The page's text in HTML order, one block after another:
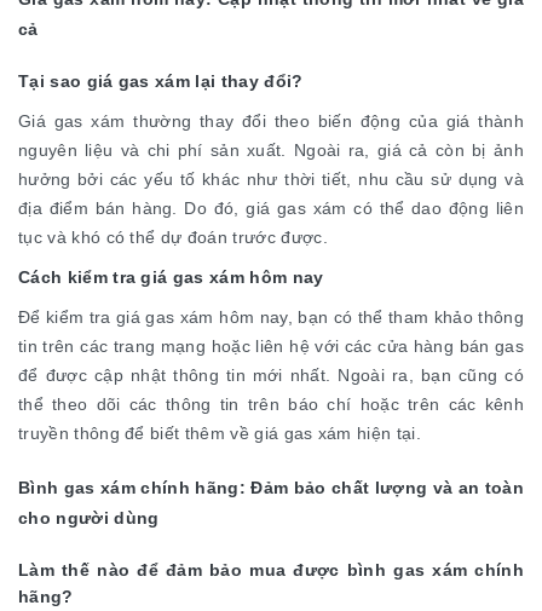
cả
Tại sao giá gas xám lại thay đổi?
Giá gas xám thường thay đổi theo biến động của giá thành
nguyên liệu và chi phí sản xuất. Ngoài ra, giá cả còn bị ảnh
hưởng bởi các yếu tố khác như thời tiết, nhu cầu sử dụng và
địa điểm bán hàng. Do đó, giá gas xám có thể dao động liên
tục và khó có thể dự đoán trước được.
Cách kiểm tra giá gas xám hôm nay
Để kiểm tra giá gas xám hôm nay, bạn có thể tham khảo thông
tin trên các trang mạng hoặc liên hệ với các cửa hàng bán gas
để được cập nhật thông tin mới nhất. Ngoài ra, bạn cũng có
thể theo dõi các thông tin trên báo chí hoặc trên các kênh
truyền thông để biết thêm về giá gas xám hiện tại.
Bình gas xám chính hãng: Đảm bảo chất lượng và an toàn
cho người dùng
Làm thế nào để đảm bảo mua được bình gas xám chính
hãng?